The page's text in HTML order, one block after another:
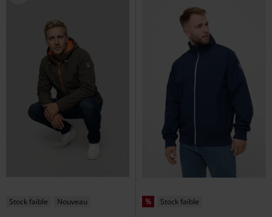
Stock faible Nouveau % Stock faible